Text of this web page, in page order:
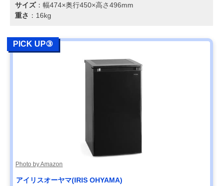
サイズ：幅474×奥行450×高さ496mm
重さ ：16kg
PICK UP③
Photo by Amazon
アイリスオーヤマ(IRIS OHYAMA)